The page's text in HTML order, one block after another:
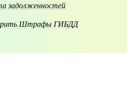
задолженностей
Штрафы ГИБДД